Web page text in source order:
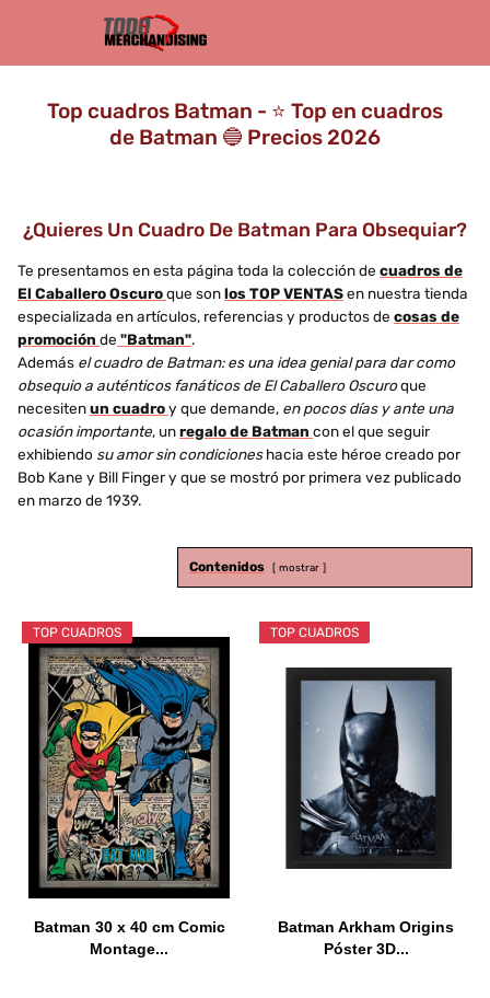
Top cuadros Batman - ⭐️ Top en cuadros
de Batman 🔵 Precios 2026
¿Quieres Un Cuadro De Batman Para Obsequiar?
Te presentamos en esta página toda la colección de cuadros de
El Caballero Oscuroque sonlos TOP VENTASen nuestra tienda
especializada en artículos, referencias y productos de cosas de
promoción de "Batman".
Además el cuadro de Batman: es una idea genial para dar como
obsequio a auténticos fanáticos de El Caballero Oscuroque
necesitenun cuadroy que demande, en pocos días y ante una
ocasión importante, unregalo de Batman con el que seguir
exhibiendo su amor sin condicioneshacia este héroe creado por
Bob Kane y Bill Finger y que se mostró por primera vez publicado
en marzo de 1939.
Contenidos mostrar
TOP CUADROS
Batman 30 x 40 cm Comic
Montage...
TOP CUADROS
Batman Arkham Origins
Póster 3D...